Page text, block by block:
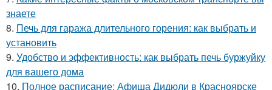
знаете
8. Печь для гаража длительного горения: как выбрать и
установить
9. Удобство и эффективность: как выбрать печь буржуйку
для вашего дома
10. Полное расписание: Афиша Дидюли в Красноярске